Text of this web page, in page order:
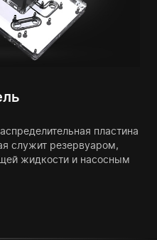
пластина
служит резервуаром,
жидкости и насосным